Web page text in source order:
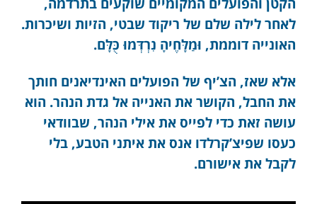
לאחר לילה שלם של ריקוד שבטי, הזיות ושיכרות.
האונייה דוממת, וּמַלָּחֶיהָ נִרְדְּמוּ כֻּלָּם.
אלא שאז, הצ’יף של הפועלים האינדיאנים חותך
את החבל, הקושר את האנייה אל גדת הנהר. הוא
עושה זאת כדי לפייס את אילי הנהר, שבוודאי
כעסו שפיצ’קרלדו אנס את איתני הטבע, בלי
לקבל את אישורם.